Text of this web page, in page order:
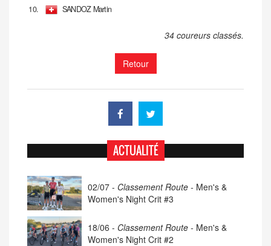
10.
SANDOZ Martin
34 coureurs classés.
Retour
ACTUALITÉ
02/07 - Classement Route - Men's &
Women's Night Crit #3
18/06 - Classement Route - Men's &
Women's Night Crit #2